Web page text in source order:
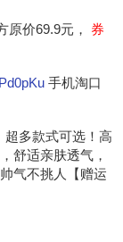
原价69.9元， 券
手机淘口
超多款式可选！高
舒适亲肤透气，
气不挑人【赠运